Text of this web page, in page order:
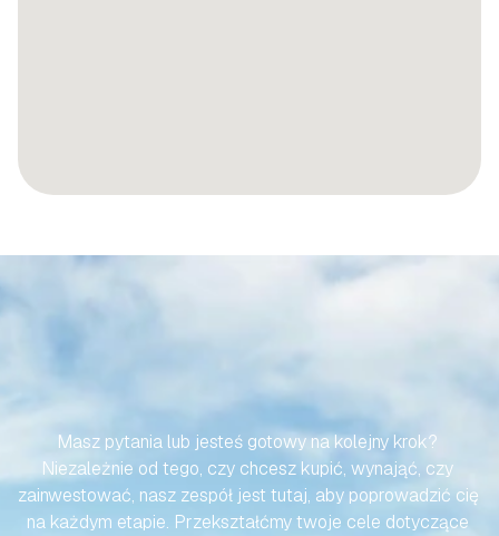
BEZWYSIŁKOWA
Masz pytania lub jesteś gotowy na kolejny krok?
Niezależnie od tego, czy chcesz kupić, wynająć, czy
zainwestować, nasz zespół jest tutaj, aby poprowadzić cię
na każdym etapie. Przekształćmy twoje cele dotyczące